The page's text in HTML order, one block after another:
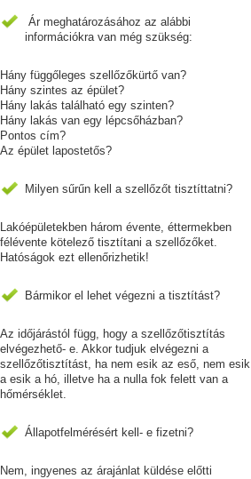
Ár meghatározásához az alábbi
információkra van még szükség:
Hány függőleges szellőzőkürtő van?
Hány szintes az épület?
Hány lakás található egy szinten?
Hány lakás van egy lépcsőházban?
Pontos cím?
Az épület lapostetős?
Milyen sűrűn kell a szellőzőt tisztíttatni?
Lakóépületekben három évente, éttermekben
félévente kötelező tisztítani a szellőzőket.
Hatóságok ezt ellenőrizhetik!
Bármikor el lehet végezni a tisztítást?
Az időjárástól függ, hogy a szellőzőtisztítás
elvégezhető- e. Akkor tudjuk elvégezni a
szellőzőtisztítást, ha nem esik az eső, nem esik
a esik a hó, illetve ha a nulla fok felett van a
hőmérséklet.
Állapotfelmérésért kell- e fizetni?
Nem, ingyenes az árajánlat küldése előtti